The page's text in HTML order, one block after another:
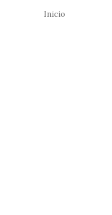
Inicio